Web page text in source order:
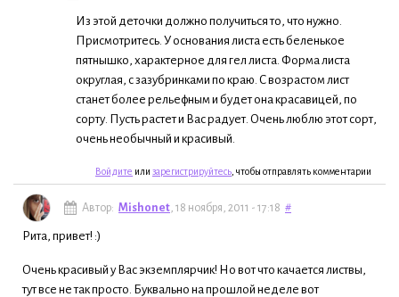
Из этой деточки должно получиться то, что нужно.
Присмотритесь. У основания листа есть беленькое
пятнышко, характерное для гел листа. Форма листа
округлая, с зазубринками по краю. С возрастом лист
станет более рельефным и будет она красавицей, по
сорту. Пусть растет и Вас радует. Очень люблю этот сорт,
очень необычный и красивый.
Войдите или зарегистрируйтесь , чтобы отправлять комментарии
Автор: Mishonet , 18 ноября, 2011 - 17:18 #
Рита, привет! :)
Очень красивый у Вас экземплярчик! Но вот что качается листвы,
тут все не так просто. Буквально на прошлой неделе вот